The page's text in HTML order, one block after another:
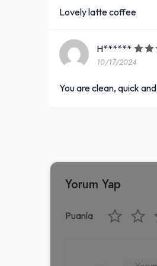
Lovely latte coffee
H******
10/17/2024
You are clean, quick
Yorum Yap
Puanla